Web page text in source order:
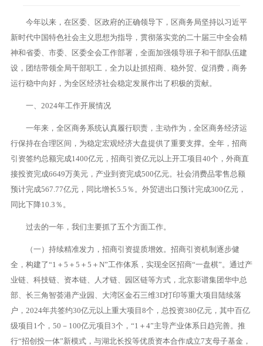
今年以来，在区委、区政府的正确领导下，区商务局坚持以习近平
新时代中国特色社会主义思想为指导，贯彻落实党的二十届三中全会精
神和省委、市委、区委全会工作部署，全面加强领导班子和干部队伍建
设，团结带领全局干部职工，全力以赴抓招商、稳外贸、促消费，商务
运行稳中向好，为全区经济社会稳定发展作出了积极的贡献。
一、2024年工作开展情况
一年来，全区商务系统认真履行职责，主动作为，全区商务经济运
行保持在合理区间，为稳定宏观经济大盘提供了重要支撑。全年，招商
引资签约总额完成1400亿元，招商引资亿元以上开工项目40个，外商直
接投资完成6649万美元，产业到资完成500亿元。社会消费品零售总额
预计完成567.77亿元，同比增长5.5％。外贸进出口预计完成300亿元，
同比下降10.3％。
过去的一年，我们主要抓了五个方面工作。
（一）持续精准发力，招商引资提质增效。招商引资机制逐步健
全，构建了“1＋5＋5＋5＋N”工作体系，实现全区招商“一盘棋”。通过产
业链、科技链、资本链、人才链、园区链等方式，北京影谱集团华中总
部、长三角智荟港产业园、大湾区金石三维3D打印等重大项目陆续落
户，2024年共签约30亿元以上重大项目8个，总投资380亿元，其中百亿
级项目1个，50－100亿元项目3个，“1＋4”主导产业体系日趋完善。推
行“招创投一体”新模式，与湖北长投等优质资本合作成立7支母子基金，